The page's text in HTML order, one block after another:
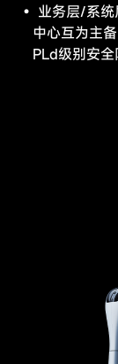
业务层/系
中心互为主
PLd级别安全